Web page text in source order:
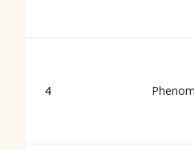
4 Phenom